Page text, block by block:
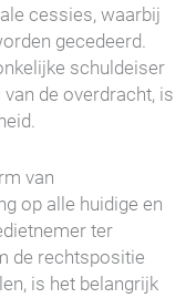
cessies, waarbij
gecedeerd.
schuldeiser
de overdracht, is
van
op alle huidige en
ter
de rechtspositie
is het belangrijk